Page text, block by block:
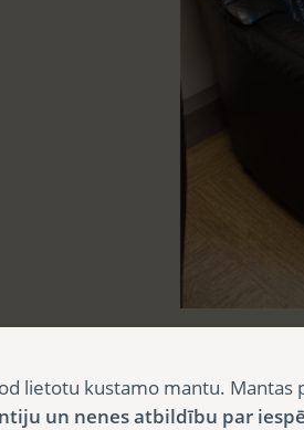
lietotu kustamo mantu. Mantas
un nenes atbildību par